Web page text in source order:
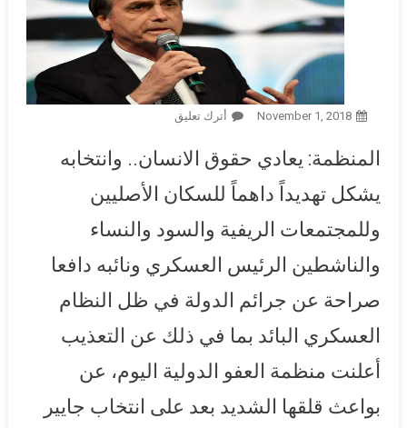
November 1, 2018 أترك تعليق
بولسونارو رئيسا للبرازيل:
خطابه المسموم ينبغي ألا يصبح
سياسة حكومية
المنظمة: يعادي حقوق الانسان.. وانتخابه
يشكل تهديداً داهماً للسكان الأصليين
وللمجتمعات الريفية والسود والنساء
والناشطين الرئيس العسكري ونائبه دافعا
صراحة عن جرائم الدولة في ظل النظام
العسكري البائد بما في ذلك عن التعذيب
أعلنت منظمة العفو الدولية اليوم، عن
بواعث قلقها الشديد بعد على انتخاب جايير